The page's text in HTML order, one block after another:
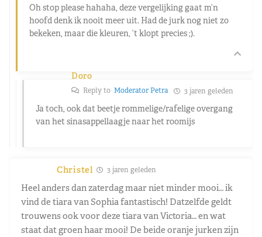
Oh stop please hahaha, deze vergelijking gaat m’n
hoofd denk ik nooit meer uit. Had de jurk nog niet zo
bekeken, maar die kleuren, ’t klopt precies ;).
Doro
Reply to Moderator Petra 3 jaren geleden
Ja toch, ook dat beetje rommelige/rafelige overgang
van het sinasappellaagje naar het roomijs
Christel 3 jaren geleden
Heel anders dan zaterdag maar niet minder mooi… ik
vind de tiara van Sophia fantastisch! Datzelfde geldt
trouwens ook voor deze tiara van Victoria… en wat
staat dat groen haar mooi! De beide oranje jurken zijn